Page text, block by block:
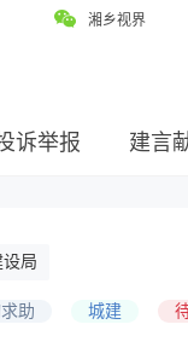
湘乡视界
诉举报 建言
局
助 城建